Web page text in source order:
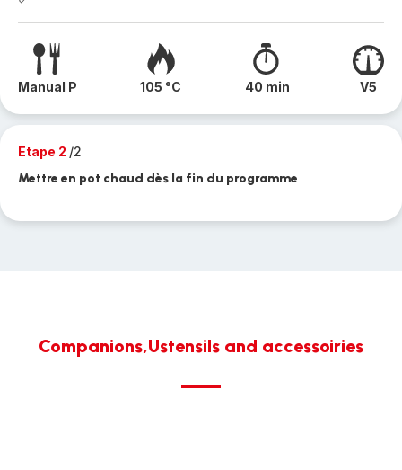
Manual P 105 °C 40 min V5
Etape 2 /2
Mettre en pot chaud dès la fin du programme
Companions,Ustensils and accessoiries